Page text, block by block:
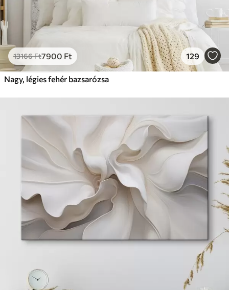
13166Ft7900 Ft 129
Nagy, légies fehér bazsarózsa